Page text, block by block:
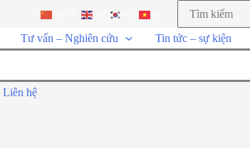
Tư vấn – Nghiên cứu Tin tức – sự kiện
Liên hệ